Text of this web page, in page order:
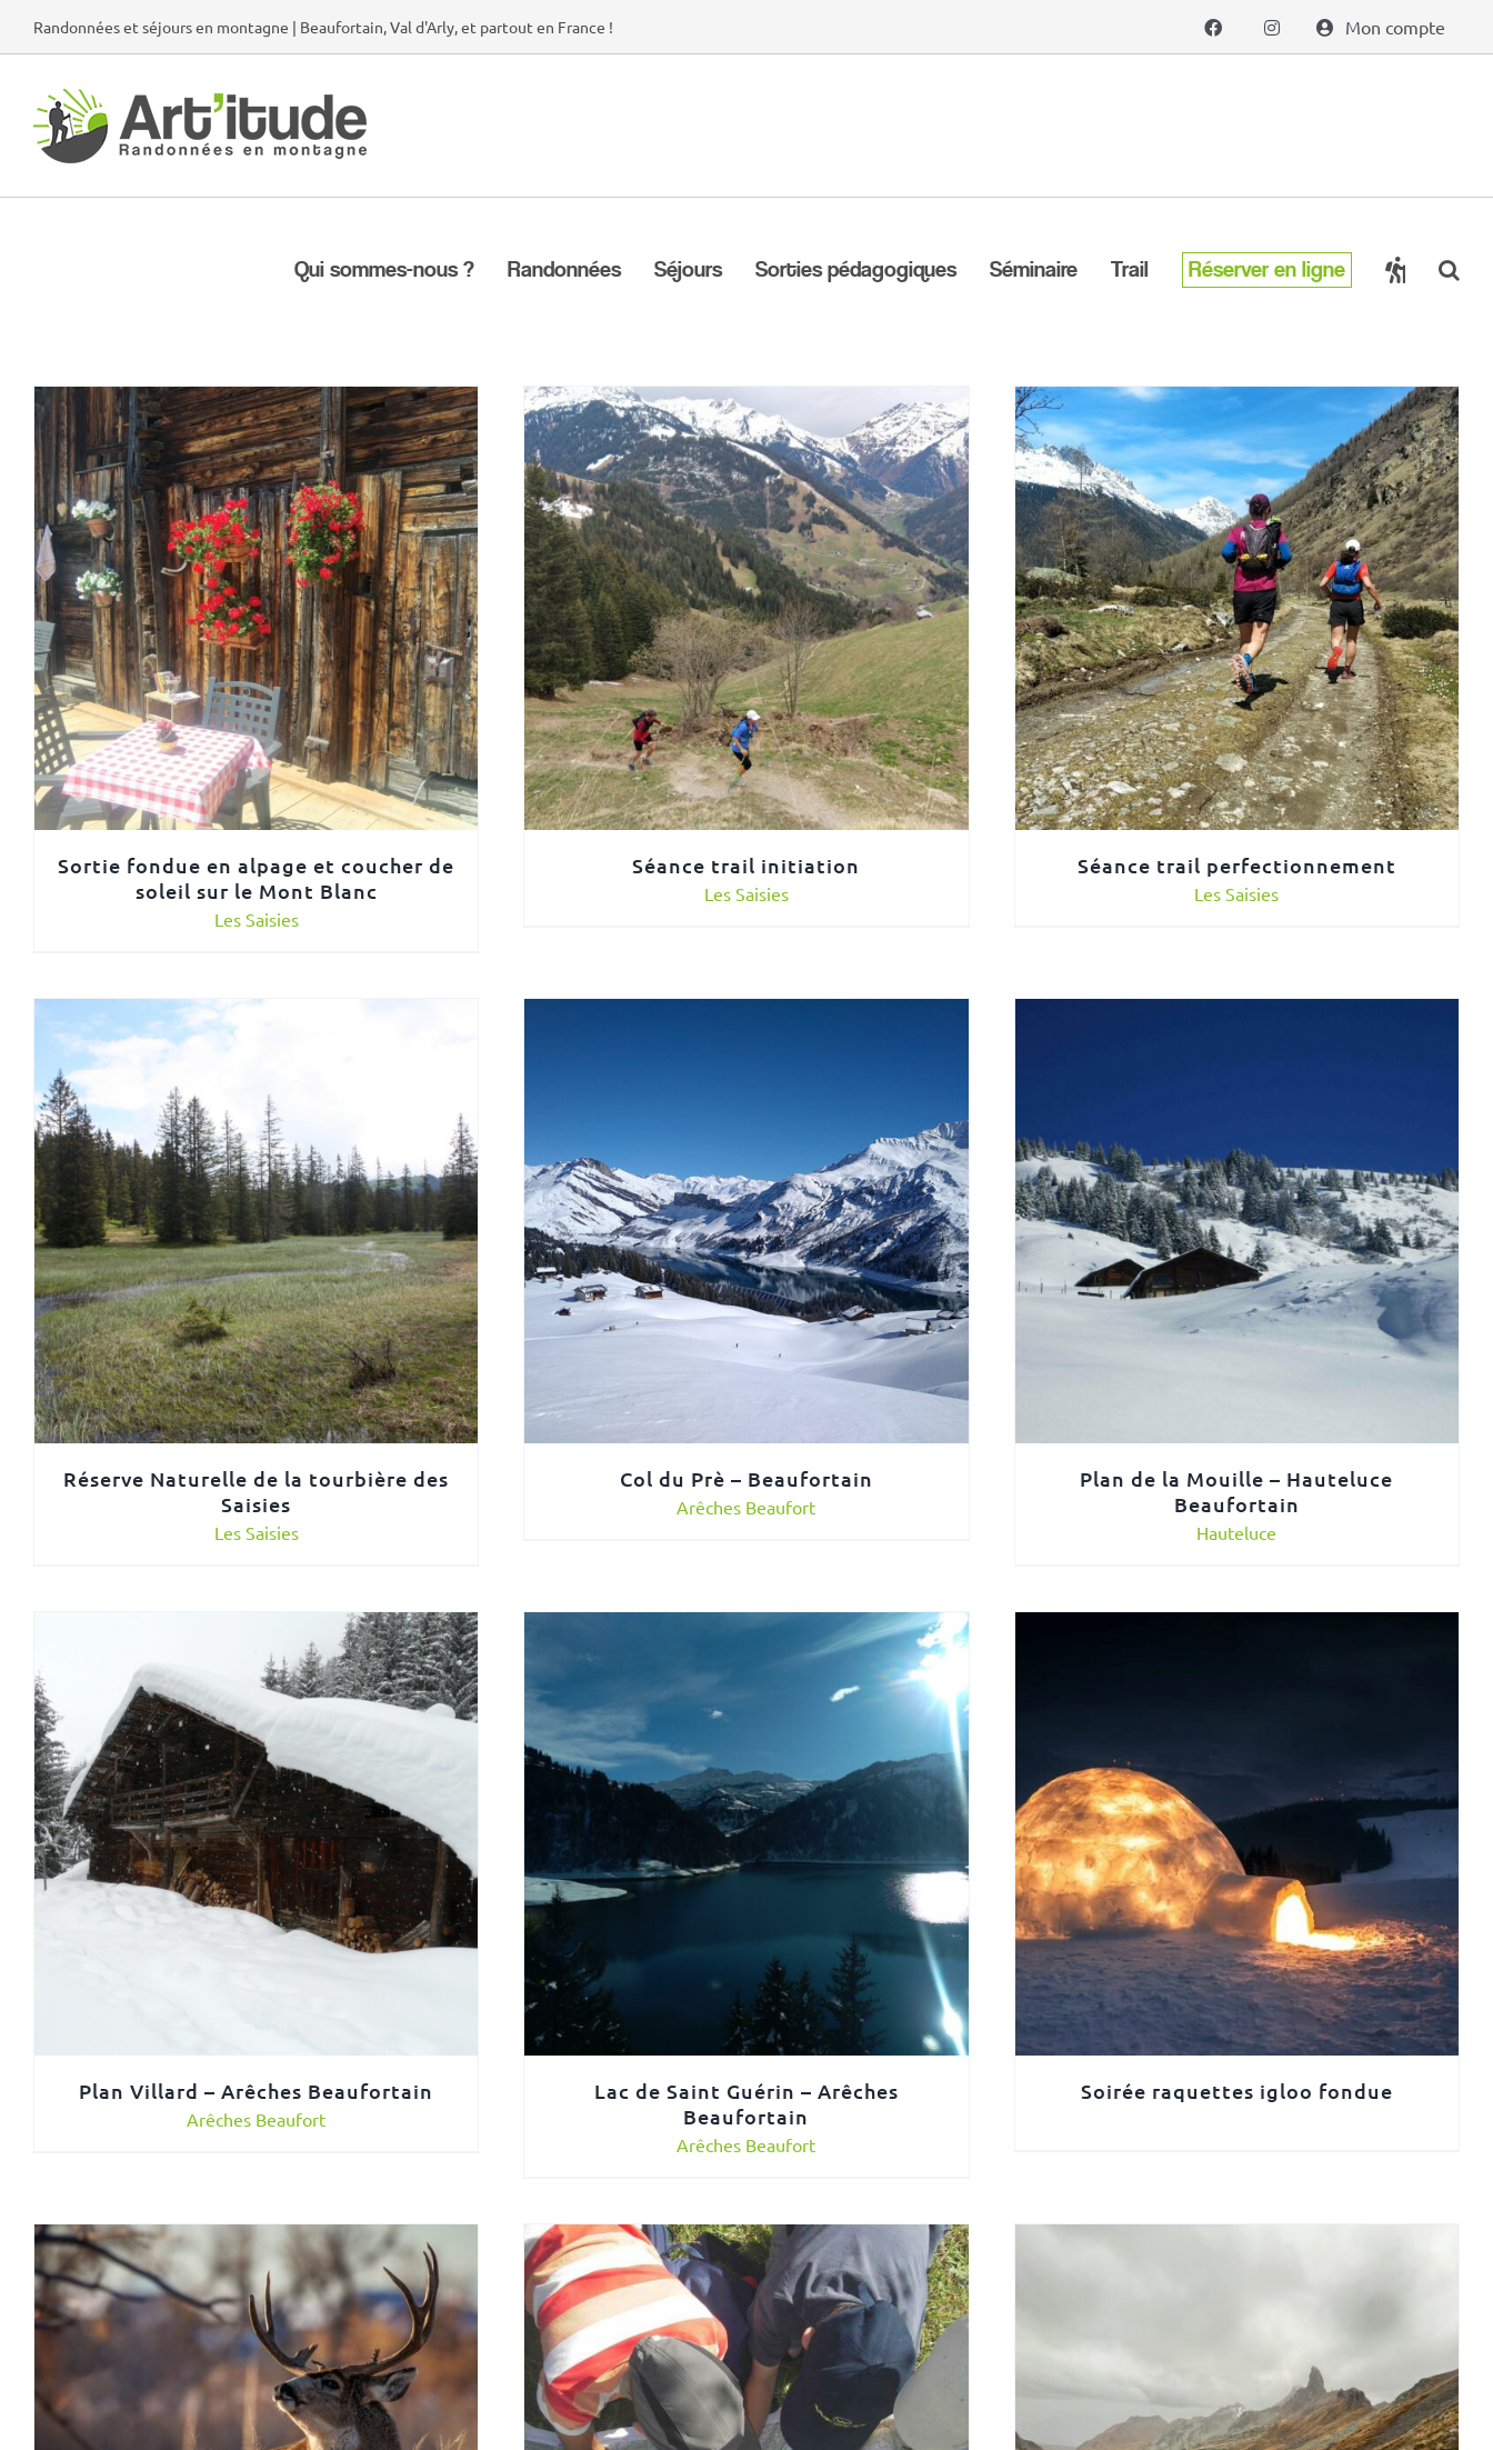
Randonnées et séjours en montagne | Beaufortain, Val d'Arly, et partout en France ! Mon compte
Qui sommes-nous ? Randonnées Séjours Sorties pédagogiques Séminaire Trail Réserver en ligne
Sortie fondue en alpage et coucher de
soleil sur le Mont Blanc
Les Saisies
Séance trail initiation
Les Saisies
Séance trail perfectionnement
Les Saisies
Réserve Naturelle de la tourbière des
Saisies
Les Saisies
Col du Prè – Beaufortain
Arêches Beaufort
Plan de la Mouille – Hauteluce
Beaufortain
Hauteluce
Plan Villard – Arêches Beaufortain
Arêches Beaufort
Lac de Saint Guérin – Arêches
Beaufortain
Arêches Beaufort
Soirée raquettes igloo fondue